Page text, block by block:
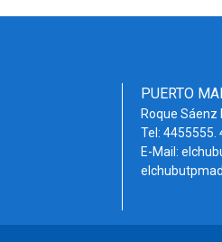
PUERTO
Roque Sáenz
Tel: 4455555.
E-Mail: